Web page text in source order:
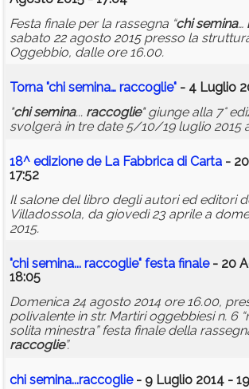
Festa finale per la rassegna “chi semina…
sabato 22 agosto 2015 presso la
Oggebbio, dalle ore 16.00.
Torna "chi semina… raccoglie" - 4 Luglio
"chi semina... raccoglie" giunge alla 7°
svolgerà in tre date 5/10/19 luglio 2015
18^ edizione de La Fabbrica di Carta -
17:52
Il salone del libro degli autori ed editori
Villadossola, da giovedì 23 aprile a
2015.
"chi semina... raccoglie" festa finale- 20
18:05
Domenica 24 agosto 2014 ore 16.00,
polivalente in str. Martiri oggebbiesi n. 6
solita minestra” festa finale della
raccoglie”.
chi semina...raccoglie- 9 Luglio 2014 -